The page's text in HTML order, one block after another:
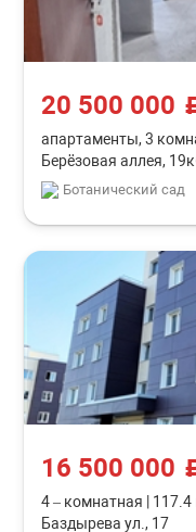
20 500 000
апартаменты, 3
Берёзовая аллея,
Ботанический сад
16 500 000
4 – комнатная 117.4
Баздырева ул., 17